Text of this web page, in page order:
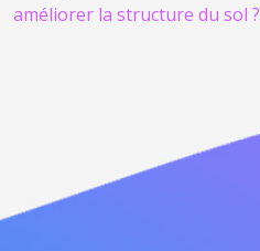
améliorer la structure du sol ?